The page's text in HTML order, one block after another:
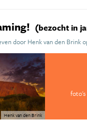
(bezocht in
door Henk van den Brink
Henk van den Brink
foto's